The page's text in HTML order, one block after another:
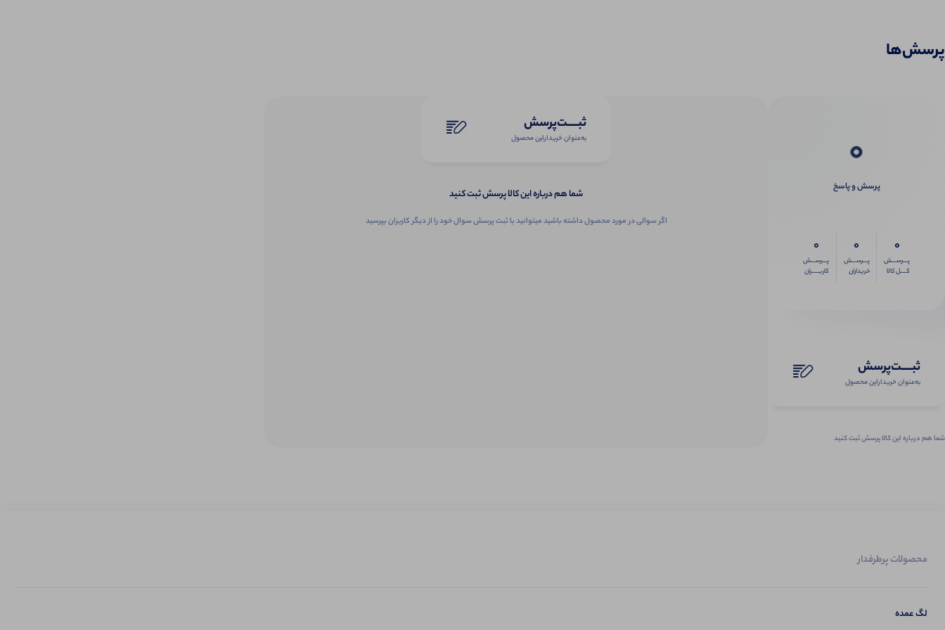
پرسش‌ها
0
پرسش و پاسخ
0
پـــرســـش
کــــل کالا
0
پـــرســـش
خریداران
0
پـــرســـش
کاربـــــران
ثبـــــت‌پرسش
به‌عنوان ‌خریدار‌این‌ محصول
شما هم درباره این کالا پرسش ثبت کنید
ثبـــــت‌پرسش
به‌عنوان ‌خریدار‌این‌ محصول
شما هم درباره این کالا پرسش ثبت کنید
اگر سوالی در مورد محصول داشته باشید میتوانید با ثبت پرسش سوال خود را از دیگر کاربران بپرسید
محصولات پرطرفدار
لگ عمده